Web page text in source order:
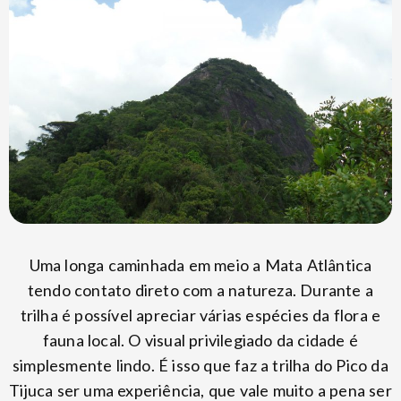
Uma longa caminhada em meio a Mata Atlântica
tendo contato direto com a natureza. Durante a
trilha é possível apreciar várias espécies da flora e
fauna local. O visual privilegiado da cidade é
simplesmente lindo. É isso que faz a trilha do Pico da
Tijuca ser uma experiência, que vale muito a pena ser